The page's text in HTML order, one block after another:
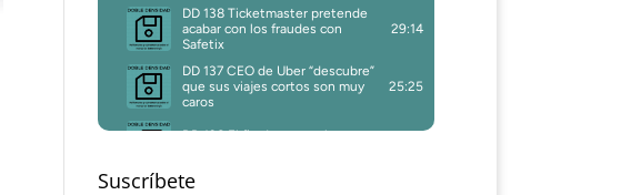
Suscríbete